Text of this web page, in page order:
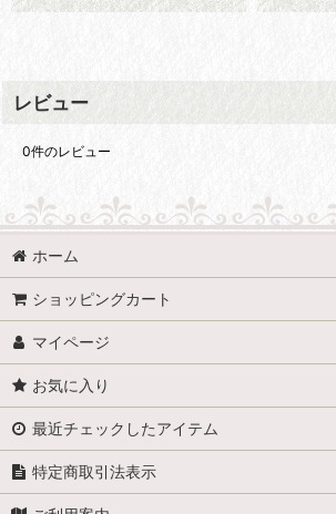
レビュー
0件のレビュー
ホーム
ショッピングカート
マイページ
お気に入り
最近チェックしたアイテム
特定商取引法表示